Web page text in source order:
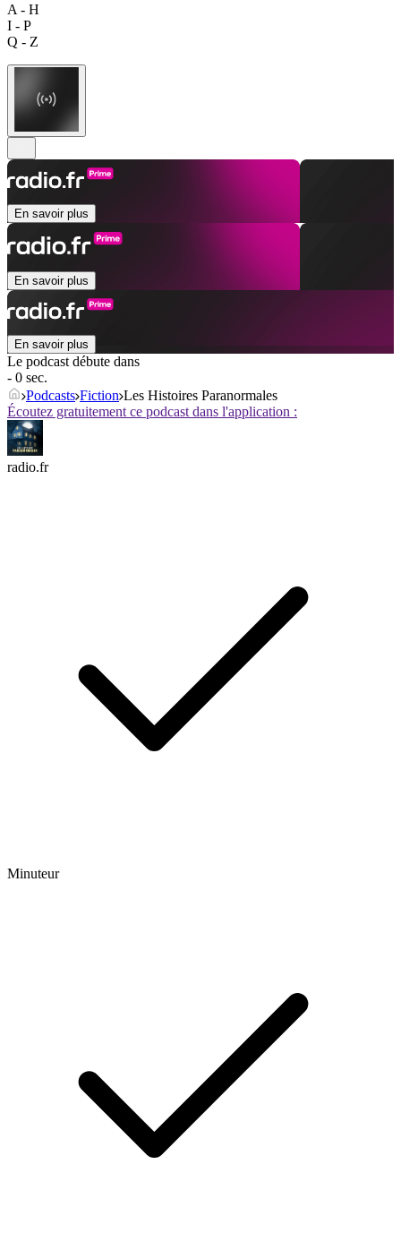
A - H
I - P
Q - Z
En savoir plus
En savoir plus
En savoir plus
Le podcast débute dans
- 0 sec.
Podcasts Fiction Les Histoires Paranormales
Écoutez gratuitement ce podcast dans l'application :
radio.fr
Minuteur